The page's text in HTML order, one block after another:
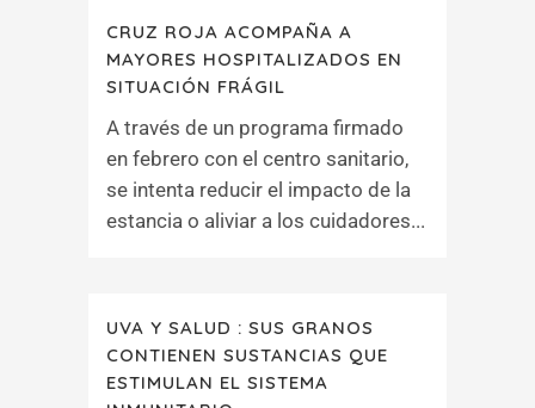
CRUZ ROJA ACOMPAÑA A
MAYORES HOSPITALIZADOS EN
SITUACIÓN FRÁGIL
A través de un programa firmado
en febrero con el centro sanitario,
se intenta reducir el impacto de la
estancia o aliviar a los cuidadores...
UVA Y SALUD : SUS GRANOS
CONTIENEN SUSTANCIAS QUE
ESTIMULAN EL SISTEMA